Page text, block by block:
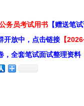
务员考试用书 【赠送笔
开放中，点击链接 【
，全套笔试面试整理资料